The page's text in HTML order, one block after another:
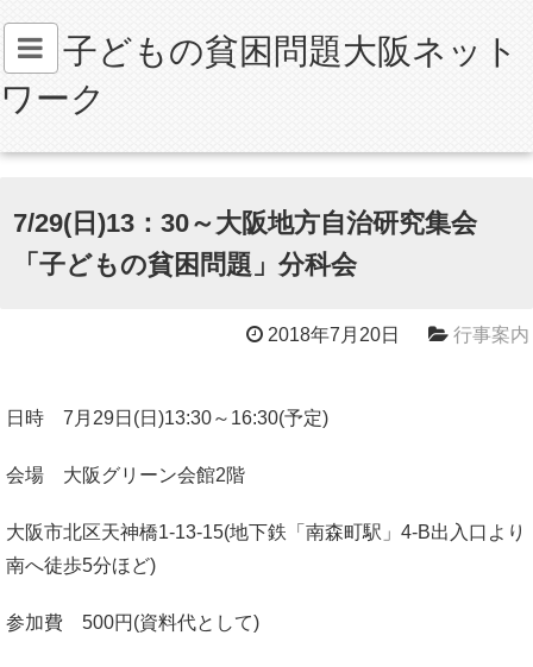
子どもの貧困問題大阪ネット
ワーク
7/29(日)13：30～大阪地方自治研究集会
「子どもの貧困問題」分科会
2018年7月20日 行事案内
日時 7月29日(日)13:30～16:30(予定)
会場 大阪グリーン会館2階
大阪市北区天神橋1-13-15(地下鉄「南森町駅」4-B出入口より
南へ徒歩5分ほど)
参加費 500円(資料代として)